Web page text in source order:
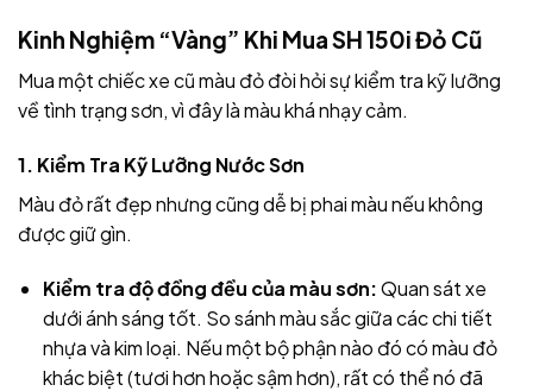
Kinh Nghiệm “Vàng” Khi Mua SH 150i Đỏ Cũ
Mua một chiếc xe cũ màu đỏ đòi hỏi sự kiểm tra kỹ lưỡng
về tình trạng sơn, vì đây là màu khá nhạy cảm.
1. Kiểm Tra Kỹ Lưỡng Nước Sơn
Màu đỏ rất đẹp nhưng cũng dễ bị phai màu nếu không
được giữ gìn.
Kiểm tra độ đồng đều của màu sơn:Quan sát xe
dưới ánh sáng tốt. So sánh màu sắc giữa các chi tiết
nhựa và kim loại. Nếu một bộ phận nào đó có màu đỏ
khác biệt (tươi hơn hoặc sậm hơn), rất có thể nó đã